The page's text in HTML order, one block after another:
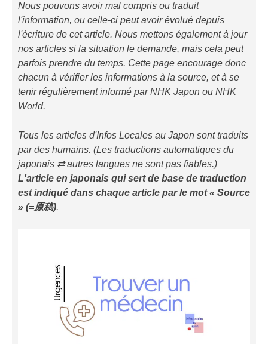
Nous pouvons avoir mal compris ou traduit
l'information, ou celle-ci peut avoir évolué depuis
l'écriture de cet article. Nous mettons également à jour
nos articles si la situation le demande, mais cela peut
parfois prendre du temps. Cette page encourage donc
chacun à vérifier les informations à la source, et à se
tenir régulièrement informé par NHK Japon ou NHK
World.
Tous les articles d'Infos Locales au Japon sont traduits
par des humains. (Les traductions automatiques du
japonais ⇄ autres langues ne sont pas fiables.)
L'article en japonais qui sert de base de traduction
est indiqué dans chaque article par le mot « Source
» (=原稿).